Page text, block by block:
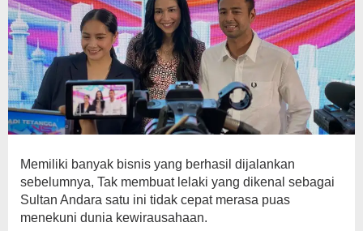
Memiliki banyak bisnis yang berhasil dijalankan
sebelumnya, Tak membuat lelaki yang dikenal sebagai
Sultan Andara satu ini tidak cepat merasa puas
menekuni dunia kewirausahaan.